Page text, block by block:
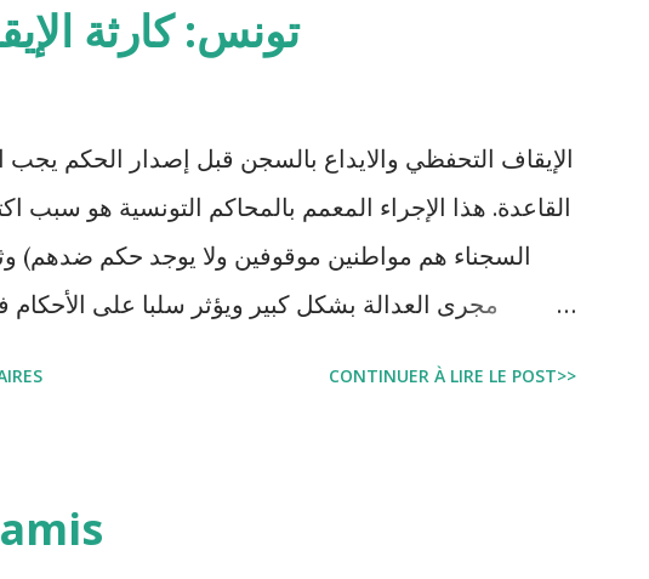
تونس: كارثة
الإيقاف التحفظي والايداع بالسجن قبل إصدار الحكم يجب
السجناء هم مواطنين موقوفين ولا يوجد حكم ضدهم)
مجرى العدالة بشكل كبير ويؤثر سلبا على الأحكام
cadre juridique tunisien au regard des Lignes
CONTINUER À LIRE LE POST>>